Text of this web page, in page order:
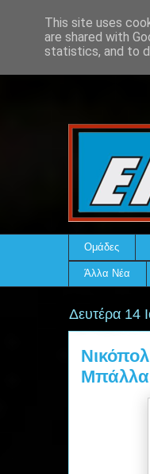
Ομάδες
Άλλα Νέα
Δευτέρα 14
Μπάλλα
This site uses
are shared with
statistics, and to